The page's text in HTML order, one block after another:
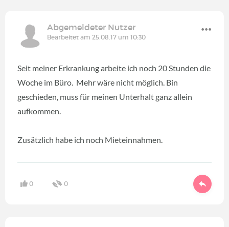
Abgemeldeter Nutzer
Bearbeitet am 25.08.17 um 10:30
Seit meiner Erkrankung arbeite ich noch 20 Stunden die
Woche im Büro. Mehr wäre nicht möglich. Bin
geschieden, muss für meinen Unterhalt ganz allein
aufkommen.
Zusätzlich habe ich noch Mieteinnahmen.
0 0